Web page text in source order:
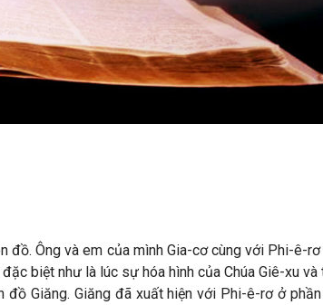
Ông và em của mình Gia-cơ cùng với Phi-ê-
biệt như là lúc sự hóa hình của Chúa Giê-xu
Giăng. Giăng đã xuất hiện với Phi-ê-rơ ở